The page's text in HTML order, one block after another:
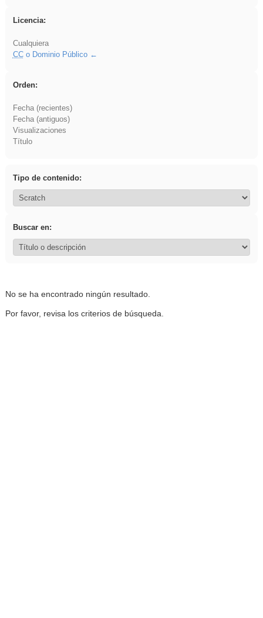
Licencia:
Cualquiera
CCo Dominio Público
Orden:
Fecha (recientes)
Fecha (antiguos)
Visualizaciones
Título
Tipo de contenido:
Buscar en:
No se ha encontrado ningún resultado.
Por favor, revisa los criterios de búsqueda.